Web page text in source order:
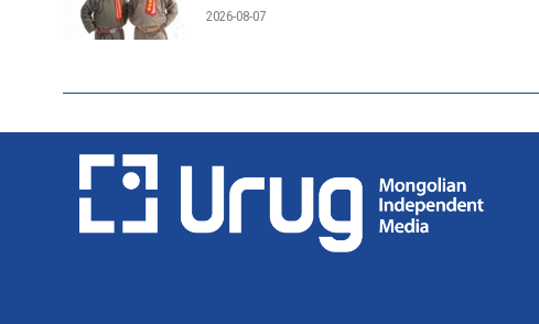
2026-08-07